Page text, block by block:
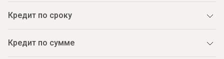
Кредит по сроку
Кредит по сумме